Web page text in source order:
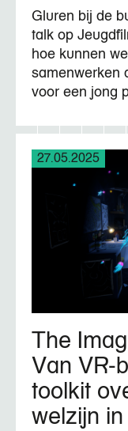
Gluren bij de
talk op
hoe kunnen
samenwerken
voor een jong
27.05.2025
The
Van VR-
toolkit
welzijn